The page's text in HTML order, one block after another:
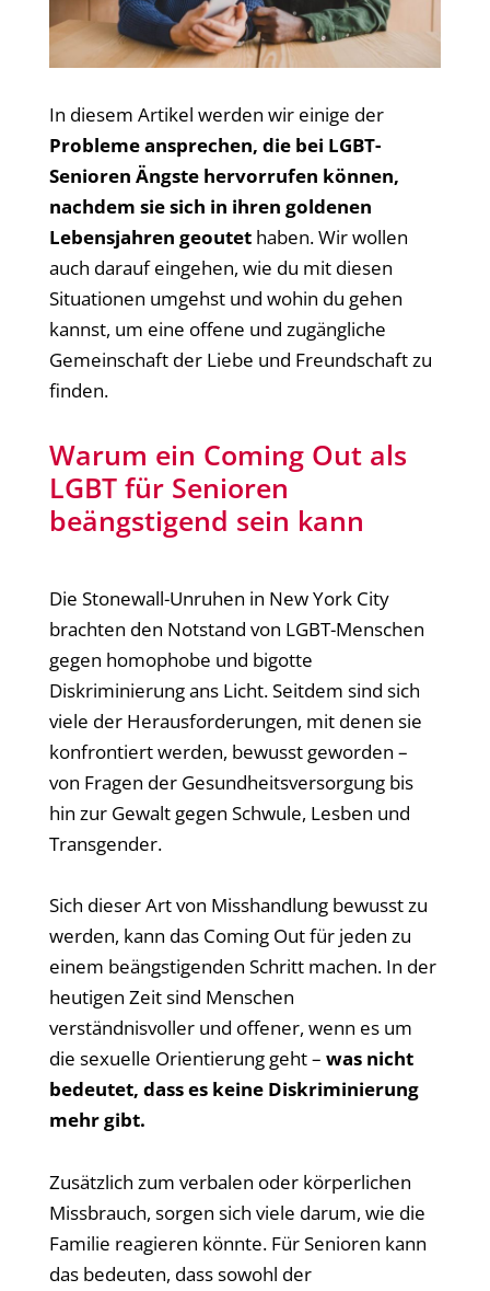
In diesem Artikel werden wir einige der
Probleme ansprechen, die bei LGBT-
Senioren Ängste hervorrufen können,
nachdem sie sich in ihren goldenen
Lebensjahren geoutet haben. Wir wollen
auch darauf eingehen, wie du mit diesen
Situationen umgehst und wohin du gehen
kannst, um eine offene und zugängliche
Gemeinschaft der Liebe und Freundschaft zu
finden.
Warum ein Coming Out als
LGBT für Senioren
beängstigend sein kann
Die Stonewall-Unruhen in New York City
brachten den Notstand von LGBT-Menschen
gegen homophobe und bigotte
Diskriminierung ans Licht. Seitdem sind sich
viele der Herausforderungen, mit denen sie
konfrontiert werden, bewusst geworden –
von Fragen der Gesundheitsversorgung bis
hin zur Gewalt gegen Schwule, Lesben und
Transgender.
Sich dieser Art von Misshandlung bewusst zu
werden, kann das Coming Out für jeden zu
einem beängstigenden Schritt machen. In der
heutigen Zeit sind Menschen
verständnisvoller und offener, wenn es um
die sexuelle Orientierung geht – was nicht
bedeutet, dass es keine Diskriminierung
mehr gibt.
Zusätzlich zum verbalen oder körperlichen
Missbrauch, sorgen sich viele darum, wie die
Familie reagieren könnte. Für Senioren kann
das bedeuten, dass sowohl der